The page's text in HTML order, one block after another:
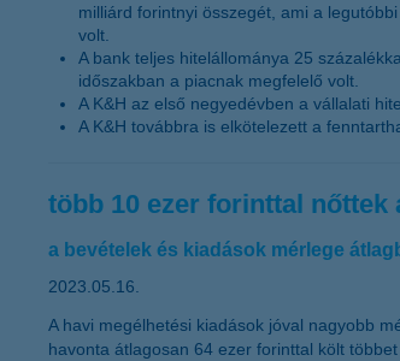
milliárd forintnyi összegét, ami a
volt.
A bank teljes hitelállománya 25
időszakban a piacnak megfelelő volt.
A K&H az első negyedévben a vállalati
A K&H továbbra is elkötelezett a
több 10 ezer forinttal
a bevételek és kiadások mérlege
2023.05.16.
A havi megélhetési kiadások jóval nagyobb
havonta átlagosan 64 ezer forinttal költ